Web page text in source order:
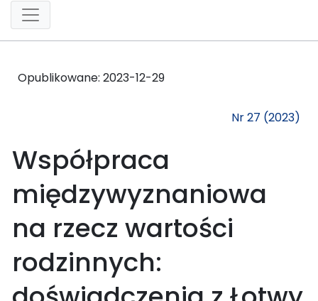
Opublikowane: 2023-12-29
Nr 27 (2023)
Współpraca
międzywyznaniowa
na rzecz wartości
rodzinnych: